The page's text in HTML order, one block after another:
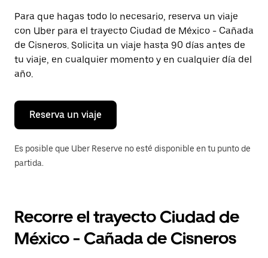
Presiona
la
tecla Esc
para
cerrar
el
calendario.
Para que hagas todo lo necesario, reserva un viaje
con Uber para el trayecto Ciudad de México - Cañada
de Cisneros. Solicita un viaje hasta 90 días antes de
tu viaje, en cualquier momento y en cualquier día del
año.
Reserva un viaje
Es posible que Uber Reserve no esté disponible en tu punto de
partida.
Recorre el trayecto Ciudad de
México - Cañada de Cisneros